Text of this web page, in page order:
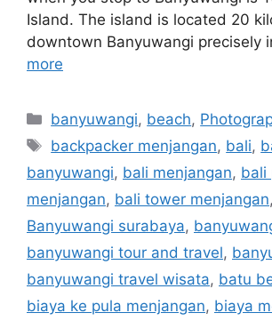
Island. The island is located 20
downtown Banyuwangi precisely
more
banyuwangi, beach,
backpacker menjangan, bali,
banyuwangi, bali menjangan, bali
menjangan, bali tower menjangan,
Banyuwangi surabaya,
banyuwangi tour and travel,
banyuwangi travel wisata, batu
biaya ke pula menjangan, biaya